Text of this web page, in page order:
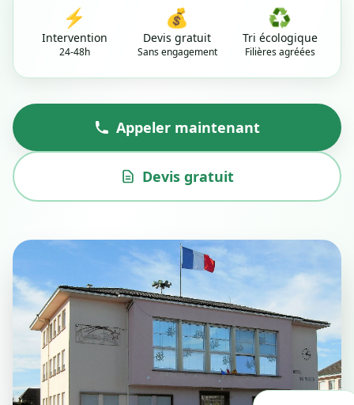
⚡
Intervention
24-48h
💰
Devis gratuit
Sans engagement
♻️
Tri écologique
Filières agréées
Appeler maintenant
Devis gratuit